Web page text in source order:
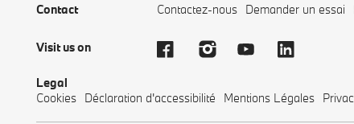
Contact Contactez-nous Demander un essai
Visit us on
Legal
Cookies Déclaration d'accessibilité Mentions Légales